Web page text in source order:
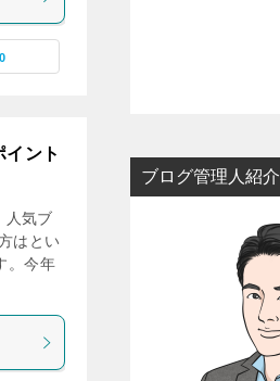
0
ント
人気ブ
はとい
。今年
ブログ管理人紹介